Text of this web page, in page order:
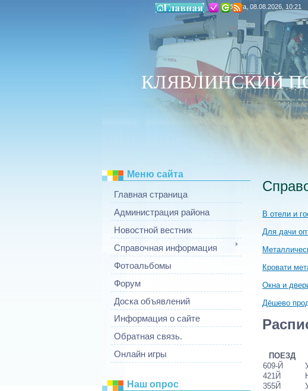
Суббота, 08.08.2026, 10:21
КЛЯВЛИНСКИЙ
Меню сайта
Главная страница
Администрация района
Новостной вестник
Справочная информация
Фотоальбомы
Форум
Доска объявлений
Информация о сайте
Обратная связь.
Онлайн игры
Наш опрос
В отели и
Для дачи
Кровати
Окна и
Дёшево
ПОЕЗД
609-Й
421Й
355Й